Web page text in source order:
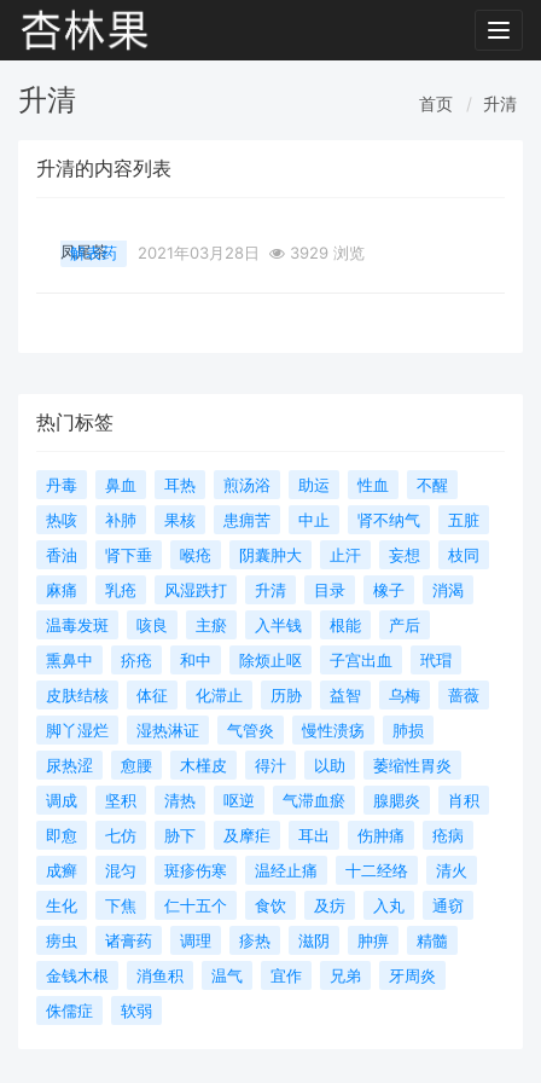
升清 首页 升清
升清的内容列表
凤尾茶
解表药 2021年03月28日 3929 浏览
热门标签
丹毒 鼻血 耳热 煎汤浴 助运 性血
不醒
热咳
补肺 果核 患痈苦 中止 肾不纳气
五脏
香油
肾下垂 喉疮 阴囊肿大 止汗 妄想
枝同
麻痛
乳疮 风湿跌打 升清 目录 橡子
消渴
温毒发斑
咳良 主瘀 入半钱 根能
产后
熏鼻中
疥疮 和中 除烦止呕 子宫出血
玳瑁
皮肤结核
体征 化滞止 历胁 益智 乌梅
蔷薇
脚丫湿烂
湿热淋证 气管炎 慢性溃疡
肺损
尿热涩
愈腰 木槿皮 得汁 以助
萎缩性胃炎
调成
坚积 清热 呕逆 气滞血瘀 腺腮炎
肖积
即愈
七仿 胁下 及摩疟 耳出 伤肿痛
疮病
成癣
混匀 斑疹伤寒 温经止痛 十二经络
清火
生化
下焦 仁十五个 食饮 及疠 入丸
通窃
痨虫
诸膏药 调理 疹热 滋阴 肿痹
精髓
金钱木根
消鱼积 温气 宜作 兄弟
牙周炎
侏儒症
软弱